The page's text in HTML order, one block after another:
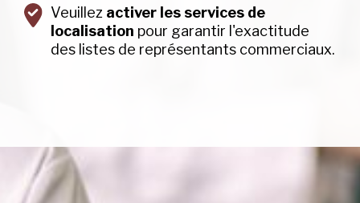
Veuillez activer les services de
localisation pour garantir l'exactitude
des listes de représentants commerciaux.